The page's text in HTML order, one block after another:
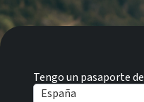
Tengo un pasaporte de
España